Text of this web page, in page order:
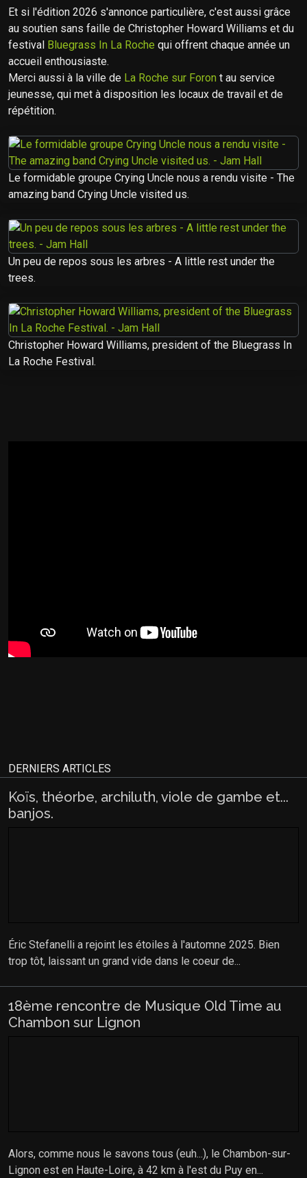
Et si l'édition 2026 s'annonce particulière, c'est aussi grâce
au soutien sans faille de Christopher Howard Williams et du
festival Bluegrass In La Roche qui offrent chaque année un
accueil enthousiaste.
Merci aussi à la ville de La Roche sur Foron t au service
jeunesse, qui met à disposition les locaux de travail et de
répétition.
Le formidable groupe Crying Uncle nous a rendu visite - The
amazing band Crying Uncle visited us.
Un peu de repos sous les arbres - A little rest under the
trees.
Christopher Howard Williams, president of the Bluegrass In
La Roche Festival.
DERNIERS ARTICLES
Koïs, théorbe, archiluth, viole de gambe et...
banjos.
Éric Stefanelli a rejoint les étoiles à l'automne 2025. Bien
trop tôt, laissant un grand vide dans le coeur de...
18ème rencontre de Musique Old Time au
Chambon sur Lignon
Alors, comme nous le savons tous (euh...), le Chambon-sur-
Lignon est en Haute-Loire, à 42 km à l'est du Puy en...